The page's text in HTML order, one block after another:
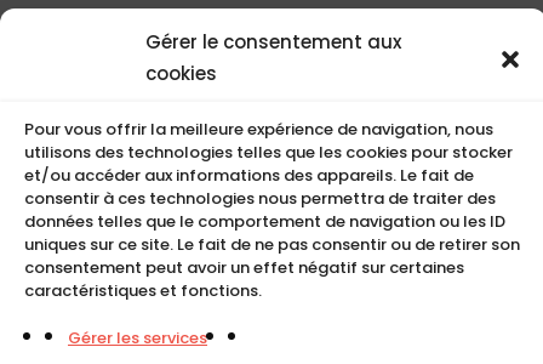
Gérer le consentement aux
cookies
Pour vous offrir la meilleure expérience de navigation, nous
utilisons des technologies telles que les cookies pour stocker
et/ou accéder aux informations des appareils. Le fait de
consentir à ces technologies nous permettra de traiter des
données telles que le comportement de navigation ou les ID
uniques sur ce site. Le fait de ne pas consentir ou de retirer son
consentement peut avoir un effet négatif sur certaines
caractéristiques et fonctions.
Gérer les services
Recrutement
Conditions de location
Politique de cookies (UE)
COMPACT
5, Rue Ambroise Croizat
Goussainville Cedex Val d’Oise France.